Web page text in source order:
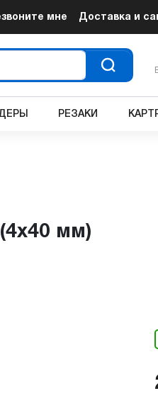
мне Доставка и
РЕЗАКИ
мм)